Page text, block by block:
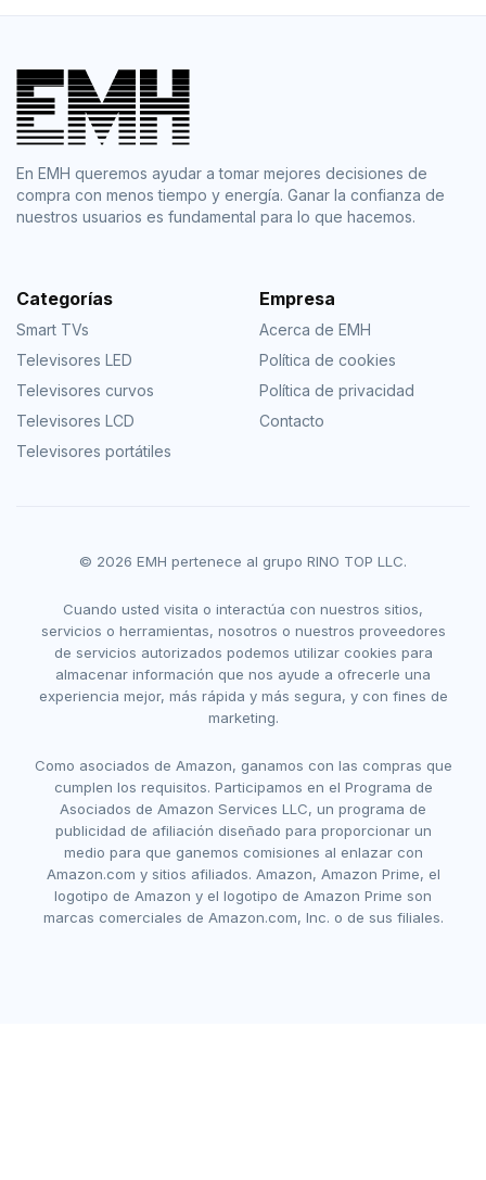
En EMH queremos ayudar a tomar mejores decisiones de
compra con menos tiempo y energía. Ganar la confianza de
nuestros usuarios es fundamental para lo que hacemos.
Categorías
Smart TVs
Televisores LED
Televisores curvos
Televisores LCD
Televisores portátiles
Empresa
Acerca de EMH
Política de cookies
Política de privacidad
Contacto
© 2026 EMH pertenece al grupo RINO TOP LLC.
Cuando usted visita o interactúa con nuestros sitios,
servicios o herramientas, nosotros o nuestros proveedores
de servicios autorizados podemos utilizar cookies para
almacenar información que nos ayude a ofrecerle una
experiencia mejor, más rápida y más segura, y con fines de
marketing.
Como asociados de Amazon, ganamos con las compras que
cumplen los requisitos. Participamos en el Programa de
Asociados de Amazon Services LLC, un programa de
publicidad de afiliación diseñado para proporcionar un
medio para que ganemos comisiones al enlazar con
Amazon.com y sitios afiliados. Amazon, Amazon Prime, el
logotipo de Amazon y el logotipo de Amazon Prime son
marcas comerciales de Amazon.com, Inc. o de sus filiales.